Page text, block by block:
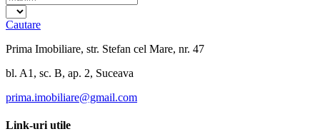
Cautare
Prima Imobiliare, str. Stefan cel Mare, nr. 47
bl. A1, sc. B, ap. 2, Suceava
prima.imobiliare@gmail.com
Link-uri utile